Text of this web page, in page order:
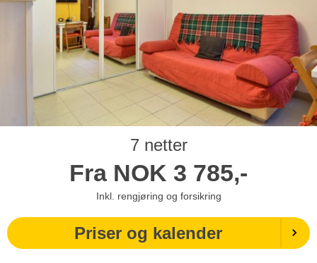
7 netter
Fra NOK 3 785,-
Inkl. rengjøring og forsikring
Priser og kalender